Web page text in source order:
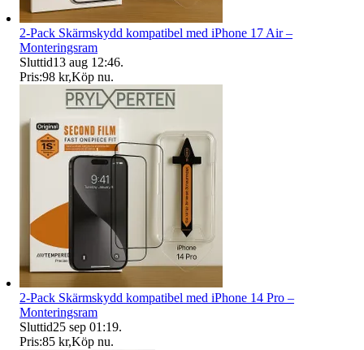
2-Pack Skärmskydd kompatibel med iPhone 17 Air –
Monteringsram
Sluttid13 aug 12:46.
Pris:98 kr,Köp nu.
2-Pack Skärmskydd kompatibel med iPhone 14 Pro –
Monteringsram
Sluttid25 sep 01:19.
Pris:85 kr,Köp nu.